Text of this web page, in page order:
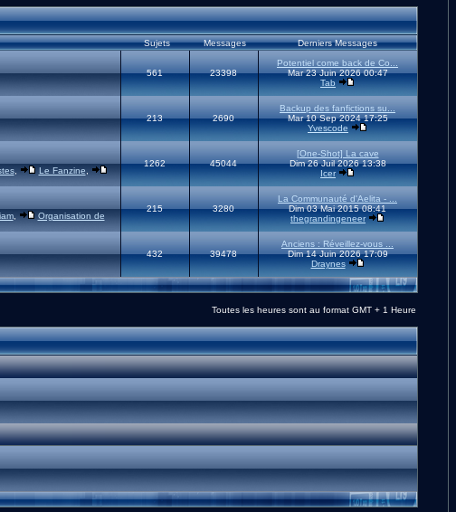
Sujets Messages Derniers Messages
561 23398
Potentiel come back de Co...
Mar 23 Juin 2026 00:47
Tab
213 2690
Backup des fanfictions su...
Mar 10 Sep 2024 17:25
Yvescode
, Le Fanzine
1262 45044
[One-Shot] La cave
Dim 26 Juil 2026 13:38
Icer
,
Organisation de
215 3280
La Communauté d'Aelita - ...
Dim 03 Mai 2015 08:41
thegrandingeneer
432 39478
Anciens : Réveillez-vous ...
Dim 14 Juin 2026 17:09
Draynes
Toutes les heures sont au format GMT + 1 Heure